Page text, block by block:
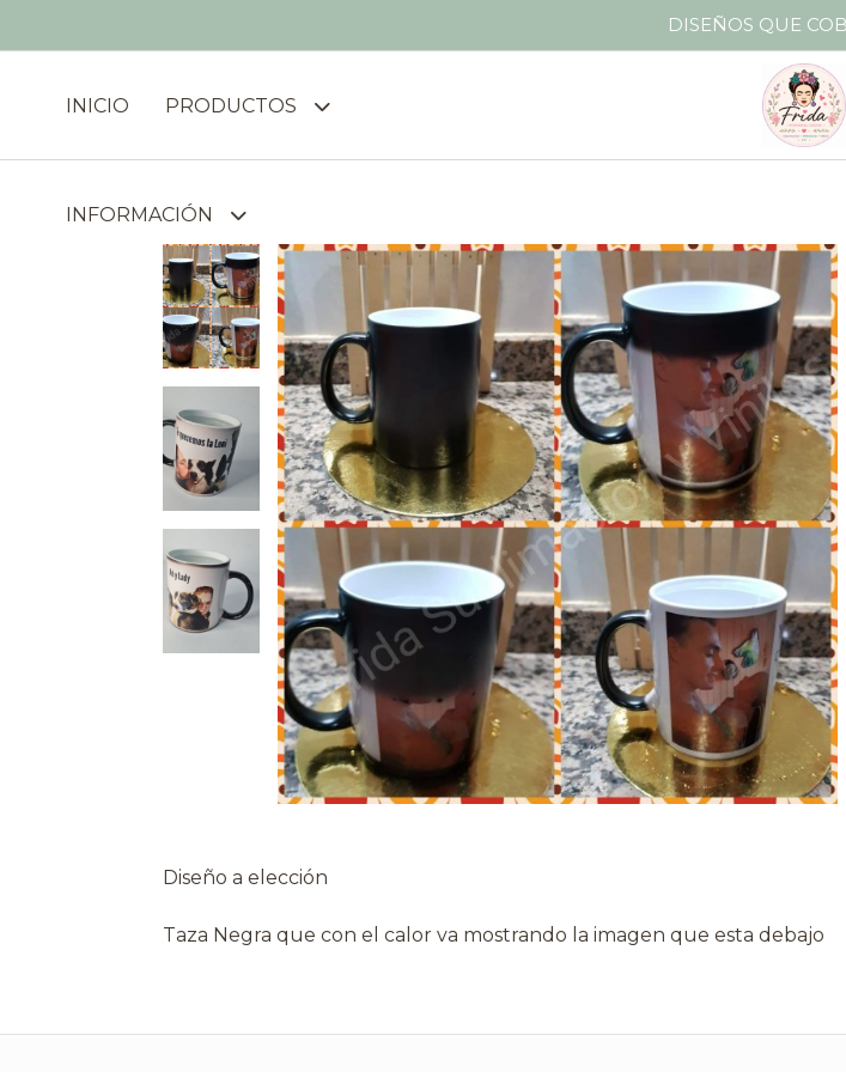
DISEÑOS QUE
INICIO PRODUCTOS
INFORMACIÓN
Diseño a elección
Taza Negra que con el calor va mostrando la imagen que esta debajo